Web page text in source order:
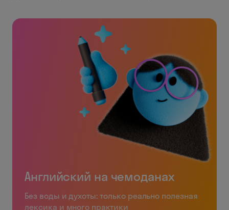
Английский на чемоданах
Без воды и духоты: только реально полезная
лексика и много практики